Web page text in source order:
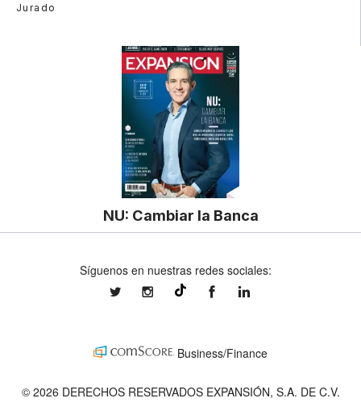
Jurado
NU: Cambiar la Banca
Síguenos en nuestras redes sociales:
expansionmxexpansionmx ExpansionMex
Business/Finance
© 2026 DERECHOS RESERVADOS EXPANSIÓN, S.A. DE C.V.